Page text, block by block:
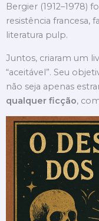
Bergier (1912–1978)
resistência francesa,
literatura pulp.
Juntos, criaram um
“aceitável”. Seu
não seja apenas
qualquer ficção,